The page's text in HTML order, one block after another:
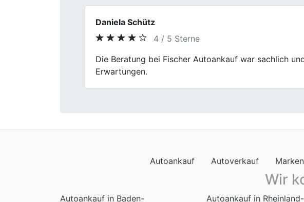
Bernhard Sommer
4 / 5 Sterne
Ich wurde freundlich empfangen und kompetent
Anspruch als erwartet.
Autoankauf Autoverkauf Marken
Wir
Autoankauf in Baden- Autoankauf in